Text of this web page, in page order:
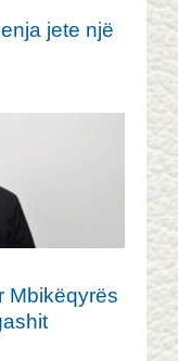
jete një
Mbikëqyrës